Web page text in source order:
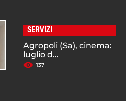
SERVIZI
Agropoli (Sa), cinema:
luglio d...
137